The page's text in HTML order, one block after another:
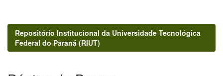
Repositório Institucional da Universidade Tecnológica
Federal do Paraná (RIUT)